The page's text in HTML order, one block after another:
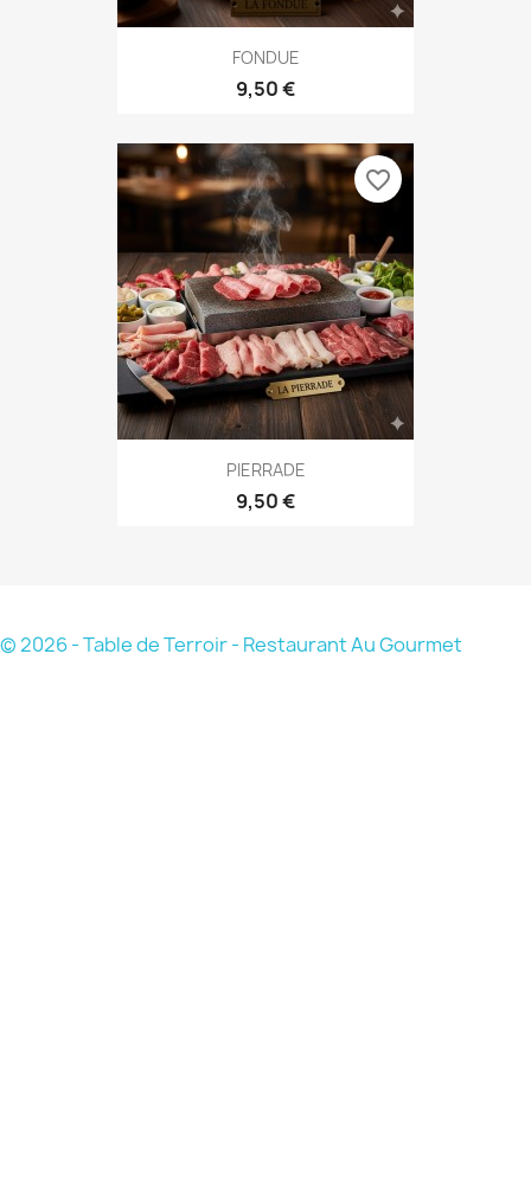
FONDUE
9,50 €
PIERRADE
9,50 €
favorite_border
© 2026 - Table de Terroir - Restaurant Au Gourmet